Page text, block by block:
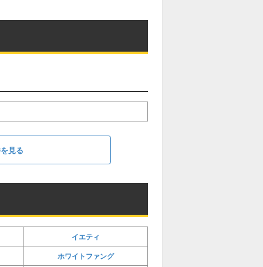
見る
イエティ
ホワイトファング